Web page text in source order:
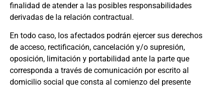
finalidad de atender a las posibles responsabilidades
derivadas de la relación contractual.
En todo caso, los afectados podrán ejercer sus derechos
de acceso, rectificación, cancelación y/o supresión,
oposición, limitación y portabilidad ante la parte que
corresponda a través de comunicación por escrito al
domicilio social que consta al comienzo del presente